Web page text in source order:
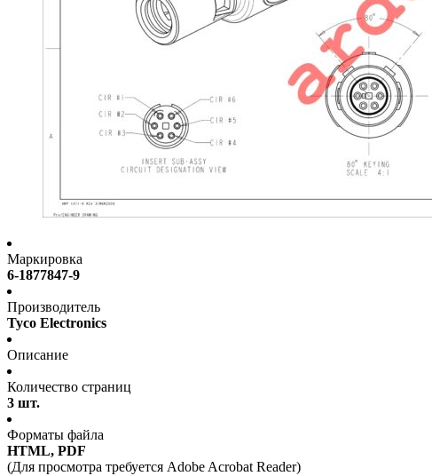
Маркировка
6-1877847-9
Производитель
Tyco Electronics
Описание
Количество страниц
3 шт.
Форматы файла
HTML, PDF
(Для просмотра требуется Adobe Acrobat Reader)